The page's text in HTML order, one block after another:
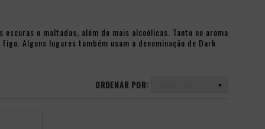
escuras e maltadas, além de mais alcoólicas. Tanto no aroma
Alguns lugares também usam a denominação de Dark
ORDENAR POR: